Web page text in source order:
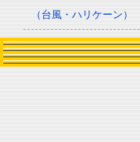
（台風・ハリケーン）